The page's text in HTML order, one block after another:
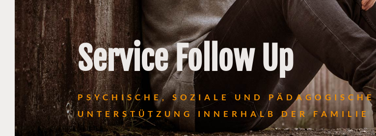
Service Follow Up
PSYCHISCHE, SOZIALE UND PÄDAGOGISCHE
UNTERSTÜTZUNG INNERHALB DER FAMILIE